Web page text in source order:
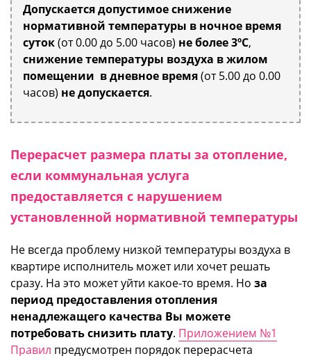
Допускается допустимое снижение
нормативной температуры в ночное время
суток(от 0.00 до 5.00 часов) не более 3ºС,
снижение температуры воздуха в жилом
помещении в дневное время(от 5.00 до 0.00
часов) не допускается.
Перерасчет размера платы за отопление,
если коммунальная услуга
предоставляется с нарушением
установленной нормативной температуры
Не всегда проблему низкой температуры воздуха в
квартире исполнитель может или хочет решать
сразу. На это может уйти какое-то время. Но за
период предоставления отопления
ненадлежащего качества Вы можете
потребовать снизить плату. Приложением №1
Правил предусмотрен порядок перерасчета